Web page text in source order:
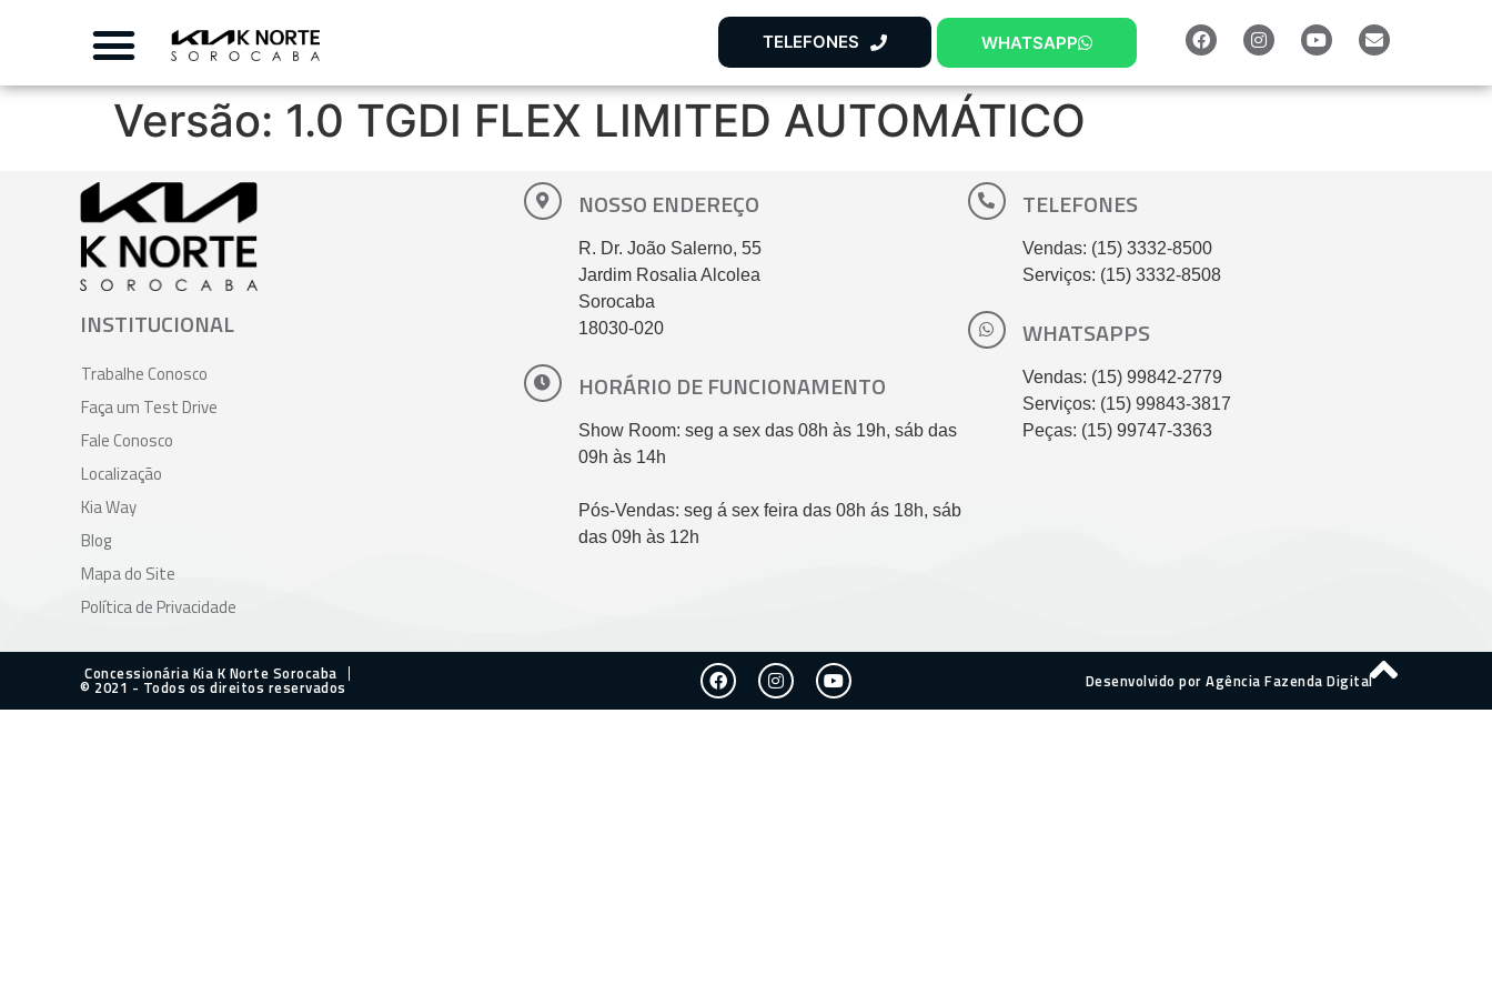
TELEFONES WHATSAPP
Versão: 1.0 TGDI FLEX LIMITED AUTOMÁTICO
INSTITUCIONAL
Trabalhe Conosco
Faça um Test Drive
Fale Conosco
Localização
Kia Way
Blog
Mapa do Site
Política de Privacidade
NOSSO ENDEREÇO
R. Dr. João Salerno, 55
Jardim Rosalia Alcolea
Sorocaba
18030-020
HORÁRIO DE FUNCIONAMENTO
Show Room: seg a sex das 08h às 19h, sáb das
09h às 14h
Pós-Vendas: seg á sex feira das 08h ás 18h, sáb
das 09h às 12h
TELEFONES
Vendas: (15) 3332-8500
Serviços: (15) 3332-8508
WHATSAPPS
Vendas: (15) 99842-2779
Serviços: (15) 99843-3817
Peças: (15) 99747-3363
Concessionária Kia K Norte Sorocaba
© 2021 - Todos os direitos reservados Desenvolvido por Agência Fazenda Digital